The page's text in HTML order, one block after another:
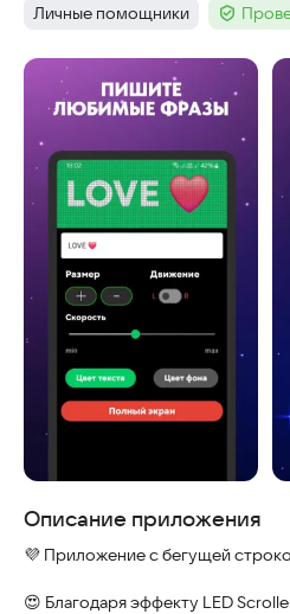
Тег:
Личные помощники Тег :
Скриншоты
Описание приложения
💜 Приложение с бегущей
😍 Благодаря эффекту LED